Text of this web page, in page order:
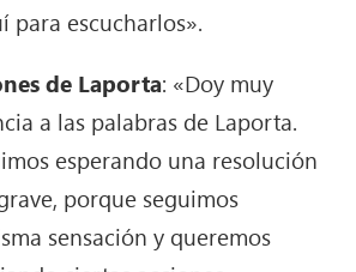
para escucharlos».
de Laporta: «Doy muy
a las palabras de Laporta.
esperando una resolución
porque seguimos
sensación y queremos